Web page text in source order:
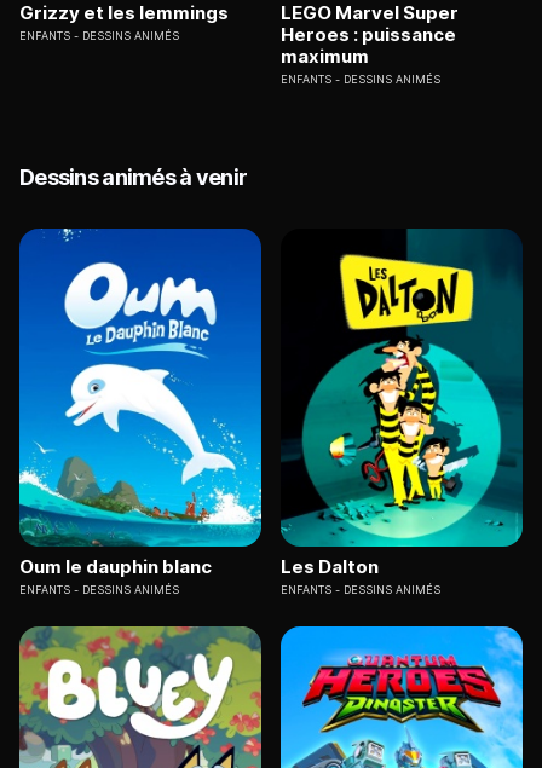
Grizzy et les lemmings
ENFANTS DESSINS ANIMÉS
LEGO Marvel Super
Heroes : puissance
maximum
ENFANTS DESSINS ANIMÉS
Dessins animés à venir
Oum le dauphin blanc
ENFANTS DESSINS ANIMÉS
Les Dalton
ENFANTS DESSINS ANIMÉS